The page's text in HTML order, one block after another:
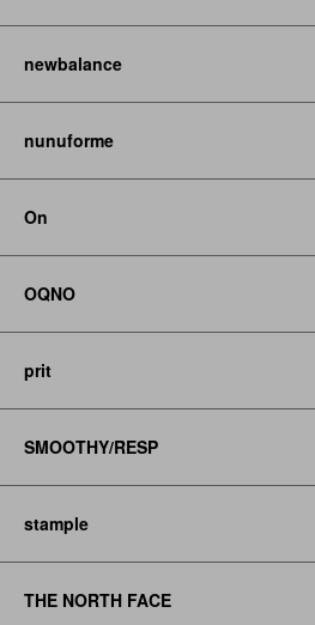
newbalance
nunuforme
On
OQNO
prit
SMOOTHY/RESP
stample
THE NORTH FACE